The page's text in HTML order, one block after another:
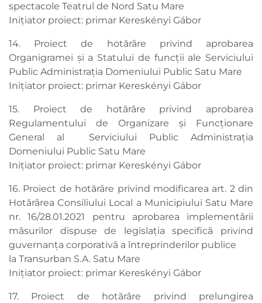
spectacole Teatrul de Nord Satu Mare
Inițiator proiect: primar Kereskényi Gábor
14. Proiect de hotărâre privind aprobarea
Organigramei și a Statului de funcții ale Serviciului
Public Administrația Domeniului Public Satu Mare
Inițiator proiect: primar Kereskényi Gábor
15. Proiect de hotărâre privind aprobarea
Regulamentului de Organizare și Funcționare
General al Serviciului Public Administrația
Domeniului Public Satu Mare
Inițiator proiect: primar Kereskényi Gábor
16. Proiect de hotărâre privind modificarea art. 2 din
Hotărârea Consiliului Local a Municipiului Satu Mare
nr. 16/28.01.2021 pentru aprobarea implementării
măsurilor dispuse de legislația specifică privind
guvernanța corporativă a întreprinderilor publice
la Transurban S.A. Satu Mare
Inițiator proiect: primar Kereskényi Gábor
17. Proiect de hotărâre privind prelungirea